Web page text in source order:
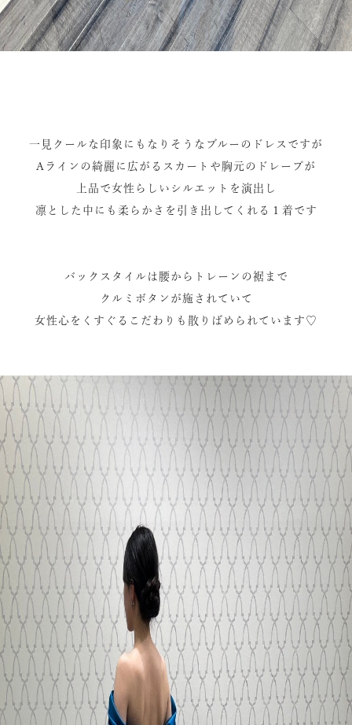
一見クールな印象にもなりそうなブルーのドレスですが
Aラインの綺麗に広がるスカートや胸元のドレープが
上品で女性らしいシルエットを演出し
凛とした中にも柔らかさを引き出してくれる１着です
バックスタイルは腰からトレーンの裾まで
クルミボタンが施されていて
女性心をくすぐるこだわりも散りばめられています♡